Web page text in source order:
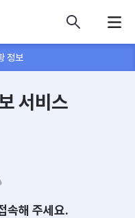
정보
서비스
속해 주세요.